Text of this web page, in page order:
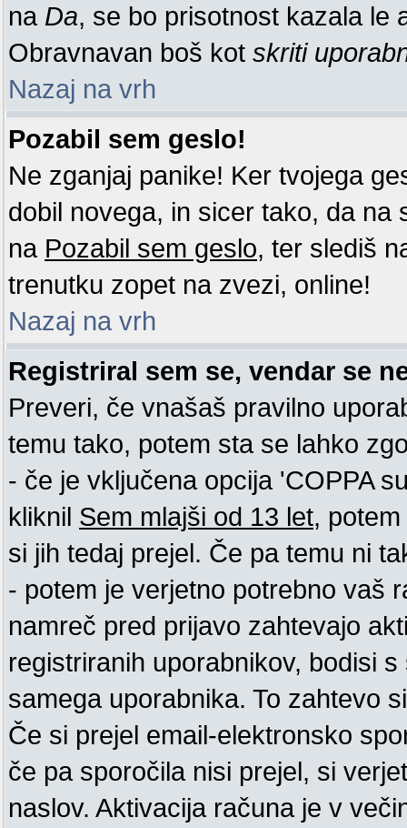
na Da, se bo prisotnost kazala le
Obravnavan boš kot skriti
Nazaj na vrh
Pozabil sem geslo!
Ne zganjaj panike! Ker tvojega
dobil novega, in sicer tako, da na
na Pozabil sem geslo, ter slediš
trenutku zopet na zvezi, online!
Nazaj na vrh
Registriral sem se, vendar se
Preveri, če vnašaš pravilno
temu tako, potem sta se lahko
- če je vključena opcija 'COPPA
kliknil Sem mlajši od 13 let,
si jih tedaj prejel. Če pa temu ni
- potem je verjetno potrebno vaš
namreč pred prijavo zahtevajo
registriranih uporabnikov, bodisi
samega uporabnika. To zahtevo
Če si prejel email-elektronsko
če pa sporočila nisi prejel, si
naslov. Aktivacija računa je v